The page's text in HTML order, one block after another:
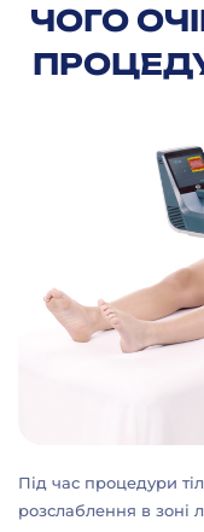
ЧОГО
Під час процедури
розслаблення в зоні